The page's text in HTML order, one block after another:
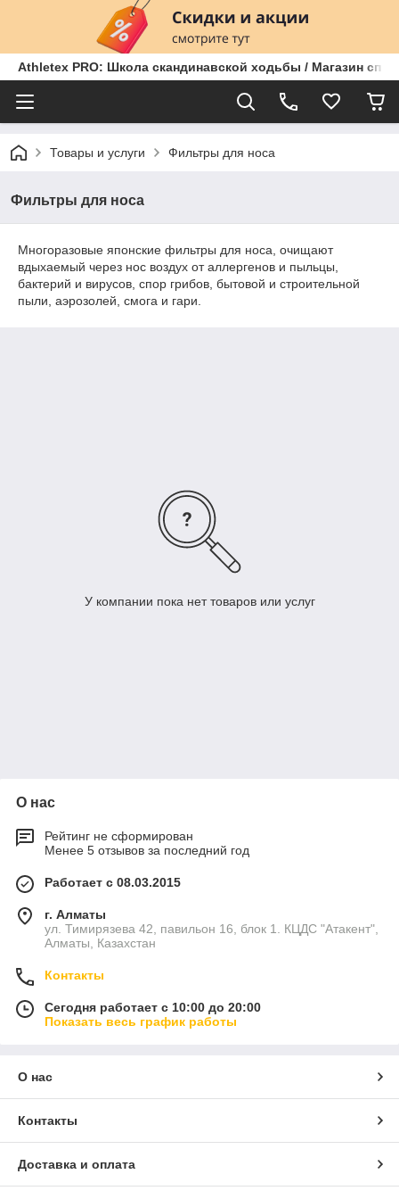
Athletex PRO: Школа скандинавской ходьбы / Магазин
Товары и услуги Фильтры для носа
Фильтры для носа
Многоразовые японские фильтры для носа, очищают
вдыхаемый через нос воздух от аллергенов и пыльцы,
бактерий и вирусов, спор грибов, бытовой и строительной
пыли, аэрозолей, смога и гари.
У компании пока нет товаров или услуг
О нас
Рейтинг не сформирован
Менее 5 отзывов за последний год
Работает с 08.03.2015
г. Алматы
ул. Тимирязева 42, павильон 16, блок 1. КЦДС "Атакент",
Алматы, Казахстан
Контакты
Сегодня работает с 10:00 до 20:00
Показать весь график работы
О нас
Контакты
Доставка и оплата